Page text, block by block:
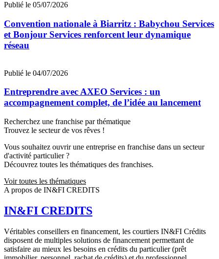
Publié le 05/07/2026
Convention nationale à Biarritz : Babychou Services
et Bonjour Services renforcent leur dynamique
réseau
Publié le 04/07/2026
Entreprendre avec AXEO Services : un
accompagnement complet, de l’idée au lancement
Recherchez une franchise par thématique
Trouvez le secteur de vos rêves !
Vous souhaitez ouvrir une entreprise en franchise dans un secteur
d'activité particulier ?
Découvrez toutes les thématiques des franchises.
Voir toutes les thématiques
A propos de IN&FI CREDITS
IN&FI CREDITS
Véritables conseillers en financement, les courtiers IN&FI Crédits
disposent de multiples solutions de financement permettant de
satisfaire au mieux les besoins en crédits du particulier (prêt